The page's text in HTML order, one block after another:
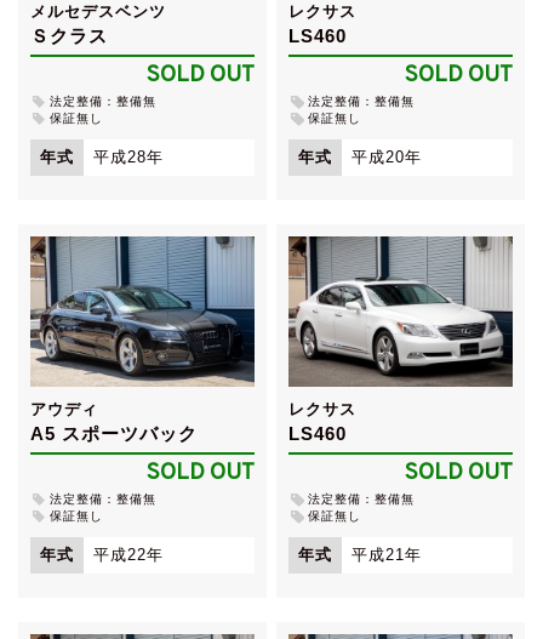
メルセデスベンツ
Ｓクラス
SOLD OUT
法定整備：整備無
保証無し
年式 平成28年
レクサス
LS460
SOLD OUT
法定整備：整備無
保証無し
年式 平成20年
アウディ
A5 スポーツバック
SOLD OUT
法定整備：整備無
保証無し
年式 平成22年
レクサス
LS460
SOLD OUT
法定整備：整備無
保証無し
年式 平成21年